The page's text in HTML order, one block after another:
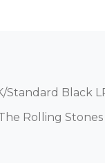
Standard Black
Rolling